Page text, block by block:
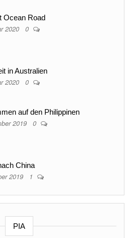
Ocean Road
2020 0
in Australien
2020 0
auf den Philippinen
2019 0
China
2019 1
PIA